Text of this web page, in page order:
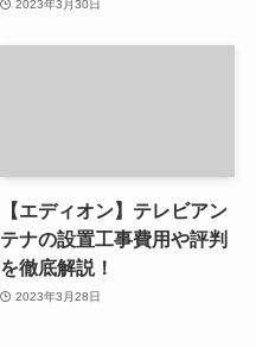
2023年3月30日
【エディオン】テレビアン
テナの設置工事費用や評判
を徹底解説！
2023年3月28日